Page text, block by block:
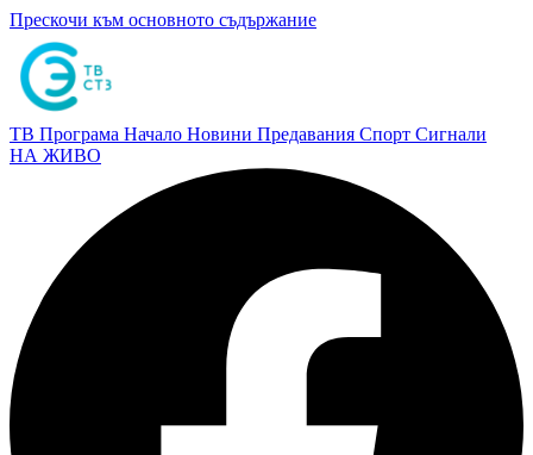
Прескочи към основното съдържание
ТВ Програма Начало Новини Предавания Спорт Сигнали
НА ЖИВО